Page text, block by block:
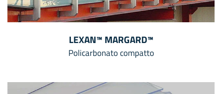
LEXAN™ MARGARD™
Policarbonato compatto